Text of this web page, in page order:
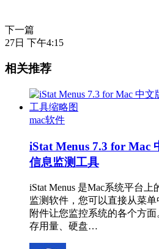
下一篇
27日 下午4:15
相关推荐
mac软件
iStat Menus 7.3 for Mac
信息监测工具
iStat Menus 是Mac系统平台
监测软件，您可以直接从菜
附件让您监控系统的各个方
存用量、硬盘…